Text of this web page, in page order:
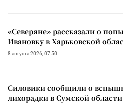
«Северяне» рассказали о
Ивановку в Харьковской
8 августа 2026, 07:50
Силовики сообщили о
лихорадки в Сумской области